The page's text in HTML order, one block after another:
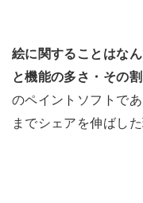
絵に関することはな
と機能の多さ・その
のペイントソフトで
までシェアを伸ばし